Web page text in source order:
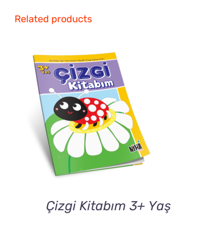
Related products
DETAILS
Çizgi Kitabım 3+ Yaş